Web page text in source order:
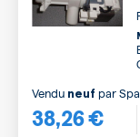
38,26 €
Vendu neuf par